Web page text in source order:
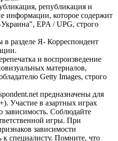
републикация и
информации, которое содержит
EPA / UPG, строго
в разделе Я- Корреспондент
и воспроизведение
материалов,
Getty Images, строго
предназначены для
Участие в азартных играх
зависимость. Соблюдайте
игры. При
зависимости
к специалисту. Помните, что